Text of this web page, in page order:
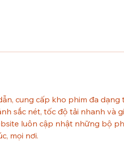
cung cấp kho phim đa dạng
sắc nét, tốc độ tải nhanh và
luôn cập nhật những bộ
mọi nơi.